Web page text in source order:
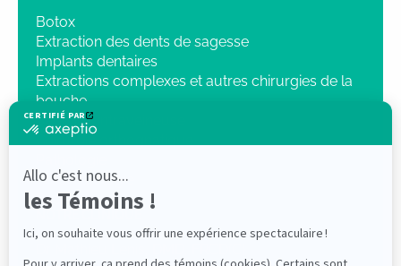
Botox
Extraction des dents de sagesse
Implants dentaires
Extractions complexes et autres chirurgies de la
bouche
Sédation intraveineuse
Chirurgie orthognatique
Traumatologie
Radiologie 3D
NOTRE CLINIQUE